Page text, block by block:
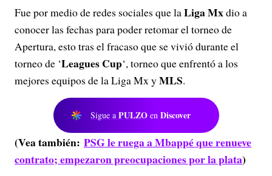
Fue por medio de redes sociales que laLiga Mxdio a
conocer las fechas para poder retomar el torneo de
Apertura, esto tras el fracaso que se vivió durante el
torneo de ‘Leagues Cup‘, torneo que enfrentó a los
mejores equipos de la Liga Mx yMLS.
Sigue a PULZO en Discover
(Vea también: PSG le ruega a Mbappé que renueve
contrato; empezaron preocupaciones por la plata)